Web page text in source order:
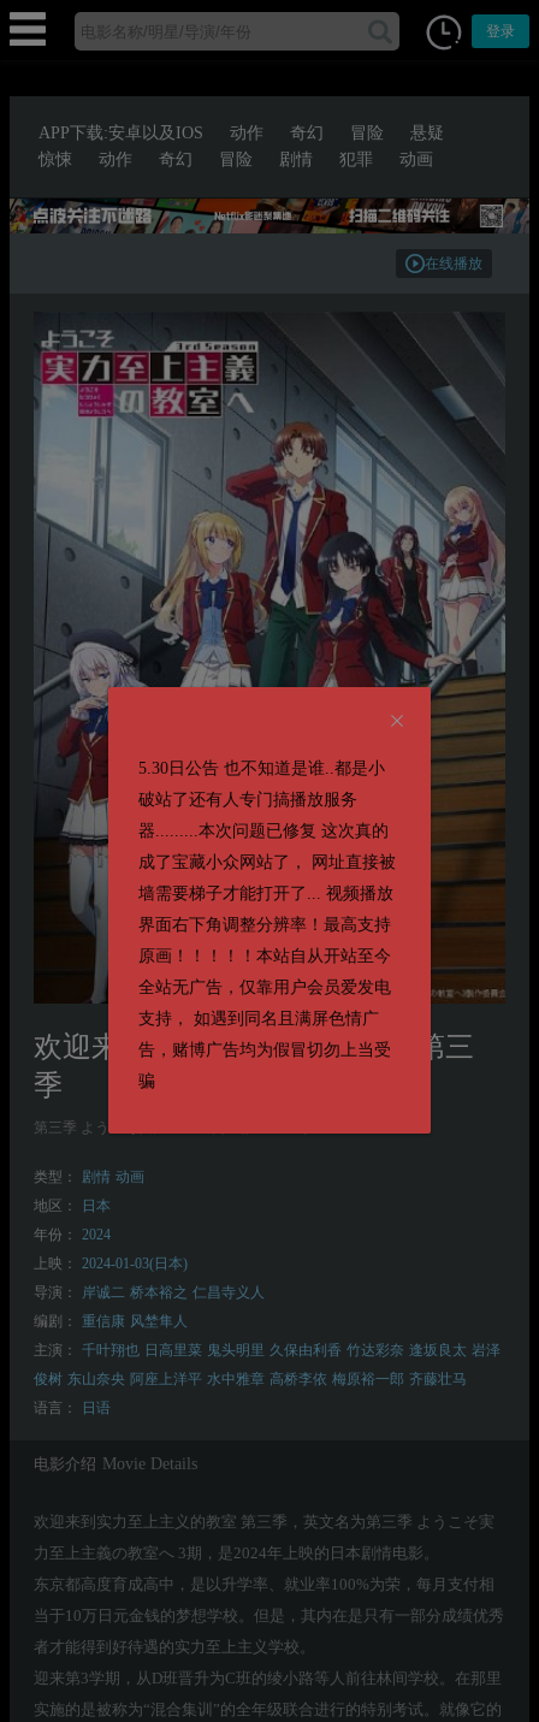
登录
5.30日公告 也不知道是谁..都是小
破站了还有人专门搞播放服务
器.........本次问题已修复 这次真的
成了宝藏小众网站了， 网址直接被
墙需要梯子才能打开了... 视频播放
界面右下角调整分辨率！最高支持
原画！！！！！本站自从开站至今
全站无广告，仅靠用户会员爱发电
支持， 如遇到同名且满屏色情广
告，赌博广告均为假冒切勿上当受
骗
APP下载:安卓以及IOS 动作 奇幻 冒险
悬疑
惊悚
动作 奇幻 冒险 剧情 犯罪 动画
在线播放
欢迎来到实力至上主义的教室 第三
季
第三季 ようこそ実力至上主義の教室へ 3期
类型： 剧情 动画
地区：
日本
年份：
2024
上映：
2024-01-03(日本)
导演：
岸诚二 桥本裕之 仁昌寺义人
编剧：
重信康 风埜隼人
主演：
千叶翔也 日高里菜 鬼头明里 久保由利香 竹达彩奈 逢坂良太 岩泽
俊树 东山奈央 阿座上洋平 水中雅章 高桥李依 梅原裕一郎 齐藤壮马
语言：
日语
电影介绍 Movie Details
欢迎来到实力至上主义的教室 第三季，英文名为第三季 ようこそ実
力至上主義の教室へ 3期，是2024年上映的日本剧情电影。
东京都高度育成高中，是以升学率、就业率100%为荣，每月支付相
当于10万日元金钱的梦想学校。但是，其内在是只有一部分成绩优秀
者才能得到好待遇的实力至上主义学校。
迎来第3学期，从D班晋升为C班的绫小路等人前往林间学校。在那里
实施的是被称为“混合集训”的全年级联合进行的特别考试。就像它的